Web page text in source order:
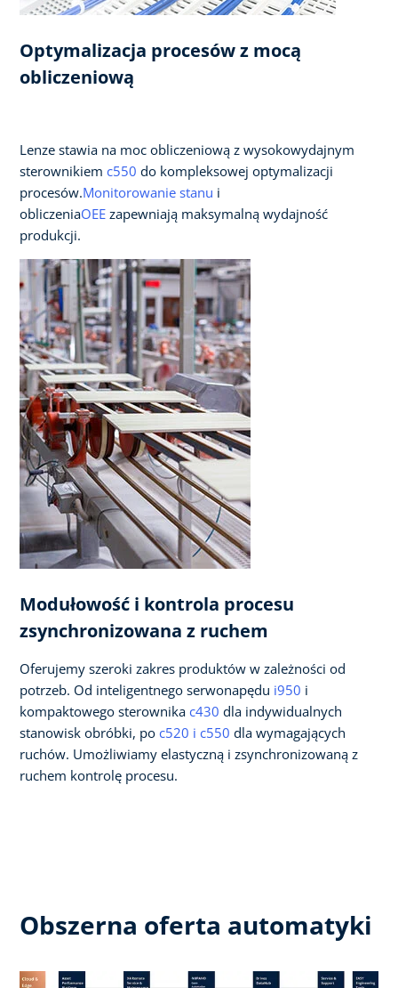
Optymalizacja procesów z mocą
obliczeniową
Lenze stawia na moc obliczeniową z wysokowydajnym
sterownikiem c550 do kompleksowej optymalizacji
procesów.Monitorowanie stanu i
obliczeniaOEE zapewniają maksymalną wydajność
produkcji.
Modułowość i kontrola procesu
zsynchronizowana z ruchem
Oferujemy szeroki zakres produktów w zależności od
potrzeb. Od inteligentnego serwonapędu i950 i
kompaktowego sterownika c430 dla indywidualnych
stanowisk obróbki, po c520 i c550 dla wymagających
ruchów. Umożliwiamy elastyczną i zsynchronizowaną z
ruchem kontrolę procesu.
Obszerna oferta automatyki